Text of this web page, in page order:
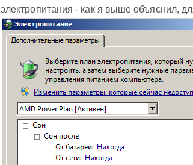
электропитания - как я выше объяснил,